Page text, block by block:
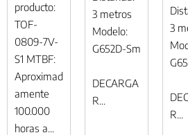
producto:
TOF-
0809-7V-
S1 MTBF:
Aproximad
amente
100.000
horas a...
3 metros
Modelo:
G652D-Sm
DECARGA
R...
3
R...